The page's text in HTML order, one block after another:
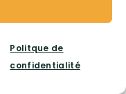
Politque de
confidentialité